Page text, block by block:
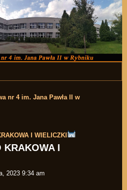
Przejdź do zawartości
nr 4 im. Jana Pawła II w
I WIELICZKI
KRAKOWA I
2023 9:34 am